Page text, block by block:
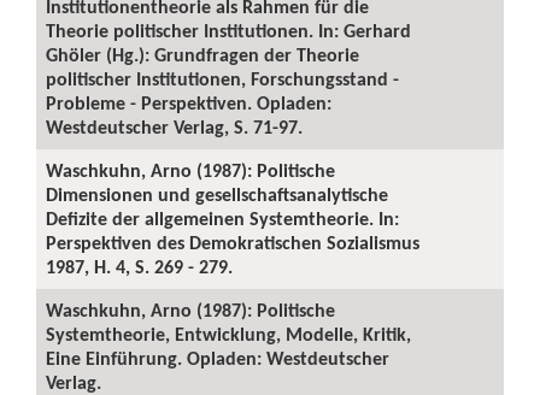
Institutionentheorie als Rahmen für die
Theorie politischer Institutionen. In: Gerhard
Ghöler (Hg.): Grundfragen der Theorie
politischer Institutionen, Forschungsstand -
Probleme - Perspektiven. Opladen:
Westdeutscher Verlag, S. 71-97.
Waschkuhn, Arno (1987): Politische
Dimensionen und gesellschaftsanalytische
Defizite der allgemeinen Systemtheorie. In:
Perspektiven des Demokratischen Sozialismus
1987, H. 4, S. 269 - 279.
Waschkuhn, Arno (1987): Politische
Systemtheorie, Entwicklung, Modelle, Kritik,
Eine Einführung. Opladen: Westdeutscher
Verlag.